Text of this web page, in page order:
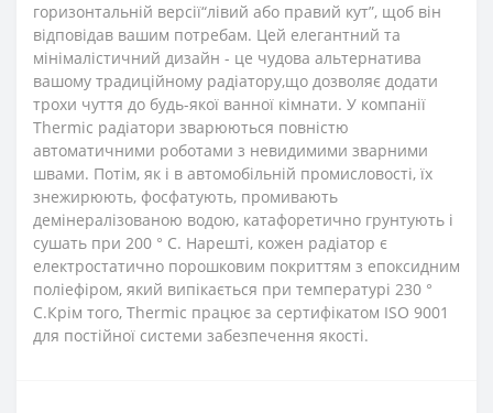
горизонтальній версії“лівий або правий кут”, щоб він
відповідав вашим потребам. Цей елегантний та
мінімалістичний дизайн - це чудова альтернатива
вашому традиційному радіатору,що дозволяє додати
трохи чуття до будь-якої ванної кімнати. У компанії
Thermic радіатори зварюються повністю
автоматичними роботами з невидимими зварними
швами. Потім, як і в автомобільній промисловості, їх
знежирюють, фосфатують, промивають
демінералізованою водою, катафоретично грунтують і
сушать при 200 ° С. Нарешті, кожен радіатор є
електростатично порошковим покриттям з епоксидним
поліефіром, який випікається при температурі 230 °
C.Крім того, Thermic працює за сертифікатом ISO 9001
для постійної системи забезпечення якості.